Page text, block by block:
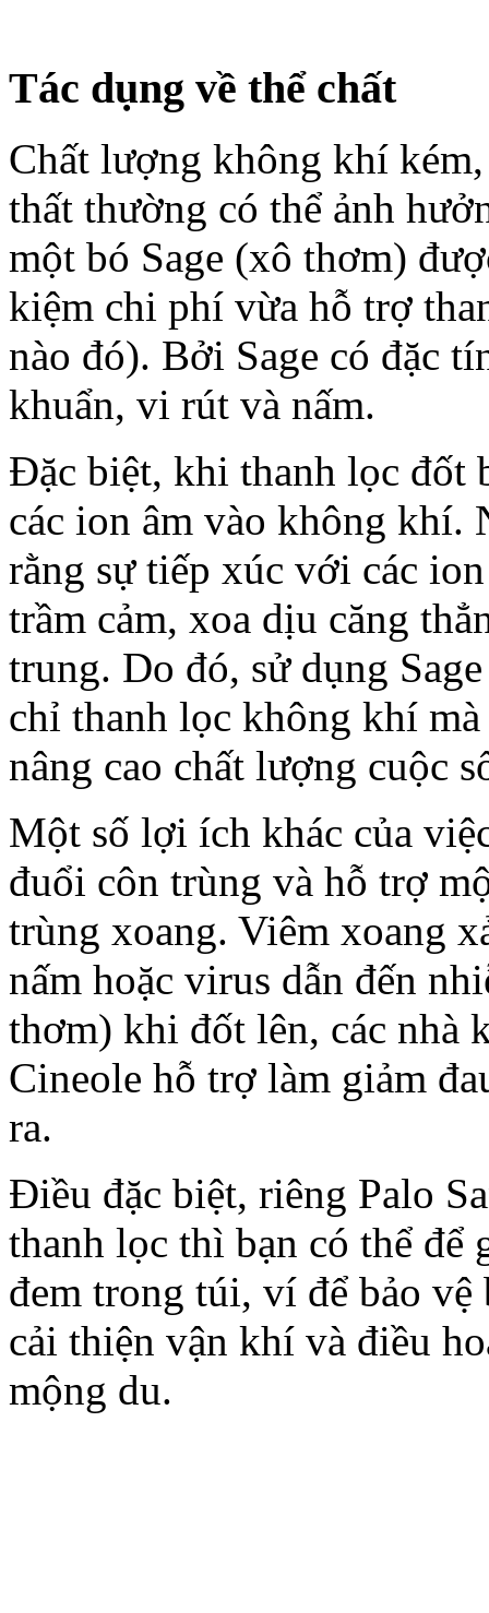
Tác dụng về thể chất
Chất lượng không khí
thất thường có thể ảnh
một bó Sage (xô thơm)
kiệm chi phí vừa hỗ trợ
nào đó). Bởi Sage có đặc
khuẩn, vi rút và nấm.
Đặc biệt, khi thanh lọc đốt
các ion âm vào không khí.
rằng sự tiếp xúc với các
trầm cảm, xoa dịu căng
trung. Do đó, sử dụng
chỉ thanh lọc không khí
nâng cao chất lượng cuộc
Một số lợi ích khác của
đuổi côn trùng và hỗ trợ
trùng xoang. Viêm xoang
nấm hoặc virus dẫn đến
thơm) khi đốt lên, các nhà
Cineole hỗ trợ làm giảm
ra.
Điều đặc biệt, riêng Palo
thanh lọc thì bạn có thể để
đem trong túi, ví để bảo
cải thiện vận khí và điều
mộng du.